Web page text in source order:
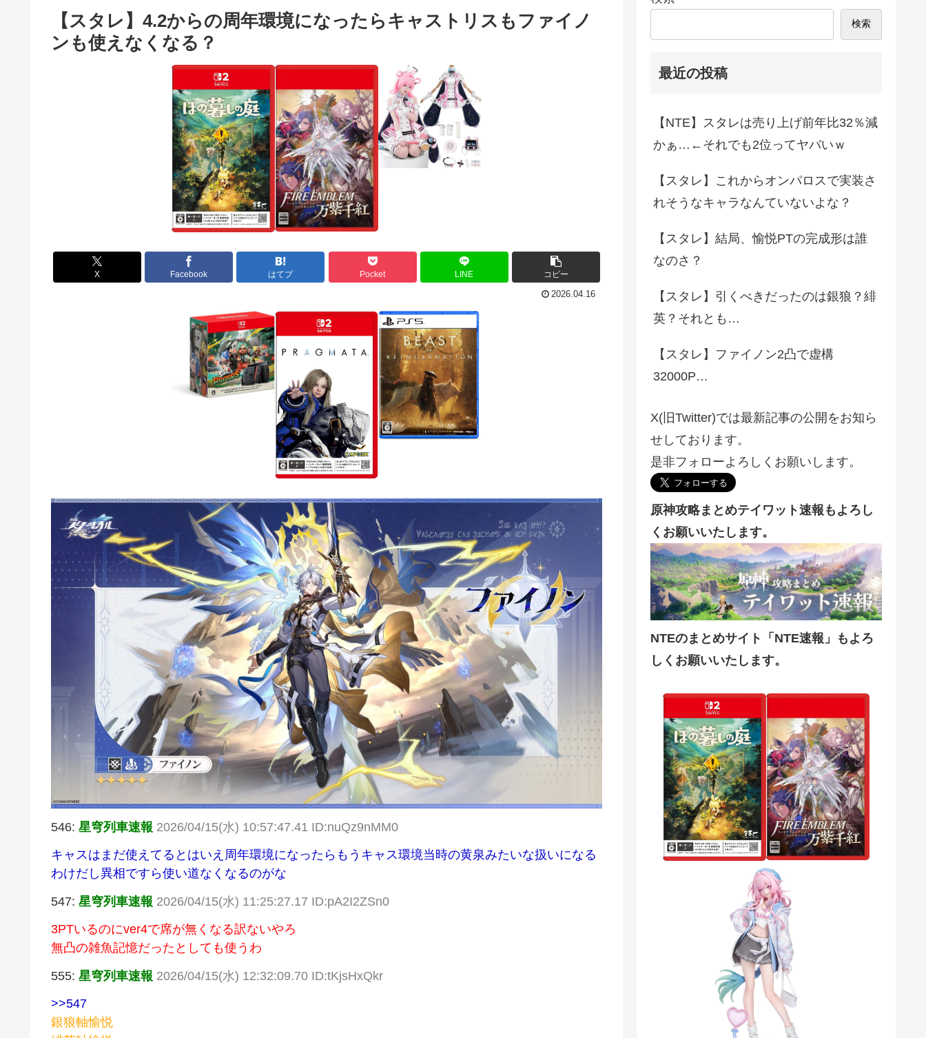
【スタレ】4.2からの周年環境になったらキャストリスもファイノ
ンも使えなくなる？
X Facebook はてブ Pocket LINE コピー
2026.04.16
546: 星穹列車速報 2026/04/15(水) 10:57:47.41 ID:nuQz9nMM0
キャスはまだ使えてるとはいえ周年環境になったらもうキャス環境当時の黄泉みたいな扱いになる
わけだし異相ですら使い道なくなるのがな
547: 星穹列車速報 2026/04/15(水) 11:25:27.17 ID:pA2I2ZSn0
3PTいるのにver4で席が無くなる訳ないやろ
無凸の雑魚記憶だったとしても使うわ
555: 星穹列車速報 2026/04/15(水) 12:32:09.70 ID:tKjsHxQkr
>>547
銀狼軸愉悦
検索
最近の投稿
【NTE】スタレは売り上げ前年比32％減
かぁ…←それでも2位ってヤバいｗ
【スタレ】これからオンパロスで実装さ
れそうなキャラなんていないよな？
【スタレ】結局、愉悦PTの完成形は誰
なのさ？
【スタレ】引くべきだったのは銀狼？緋
英？それとも…
【スタレ】ファイノン2凸で虚構
32000P…
X(旧Twitter)では最新記事の公開をお知ら
せしております。
是非フォローよろしくお願いします。
原神攻略まとめテイワット速報もよろし
くお願いいたします。
NTEのまとめサイト「NTE速報」もよろ
しくお願いいたします。